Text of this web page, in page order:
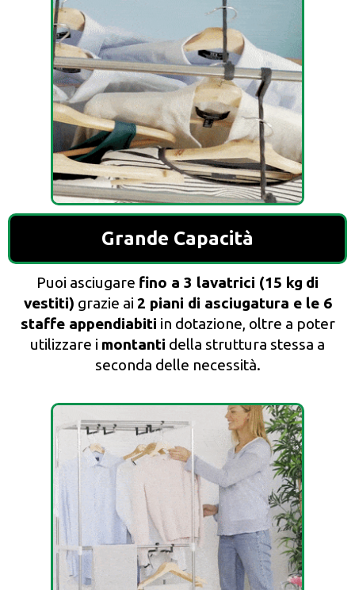
Grande Capacità
Puoi asciugare fino a 3 lavatrici (15 kg di
vestiti) grazie ai 2 piani di asciugatura e le 6
staffe appendiabiti in dotazione, oltre a poter
utilizzare i montanti della struttura stessa a
seconda delle necessità.